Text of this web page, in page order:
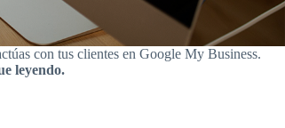
con tus clientes en Google My Business.
leyendo.